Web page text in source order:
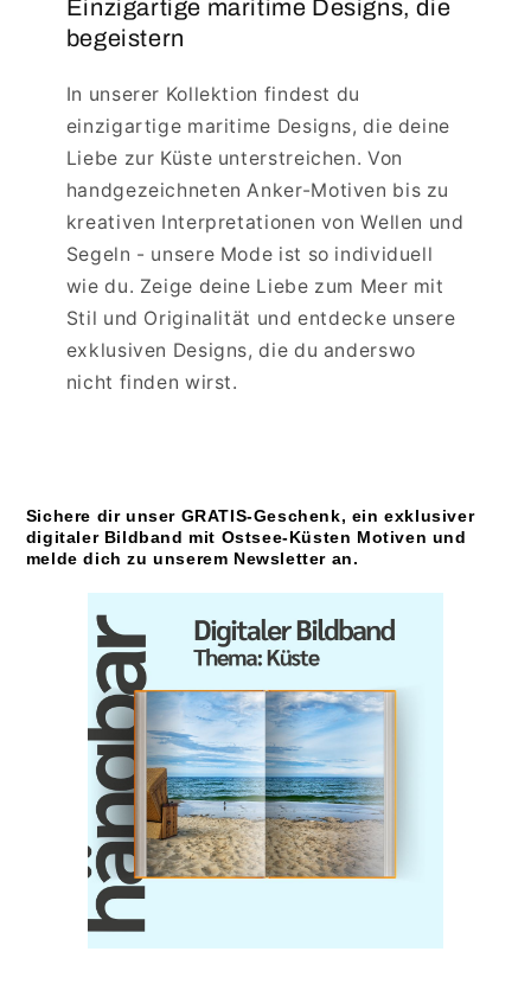
Einzigartige maritime Designs, die
begeistern
In unserer Kollektion findest du
einzigartige maritime Designs, die deine
Liebe zur Küste unterstreichen. Von
handgezeichneten Anker-Motiven bis zu
kreativen Interpretationen von Wellen und
Segeln - unsere Mode ist so individuell
wie du. Zeige deine Liebe zum Meer mit
Stil und Originalität und entdecke unsere
exklusiven Designs, die du anderswo
nicht finden wirst.
Sichere dir unser GRATIS-Geschenk, ein exklusiver
digitaler Bildband mit Ostsee-Küsten Motiven und
melde dich zu unserem Newsletter an.